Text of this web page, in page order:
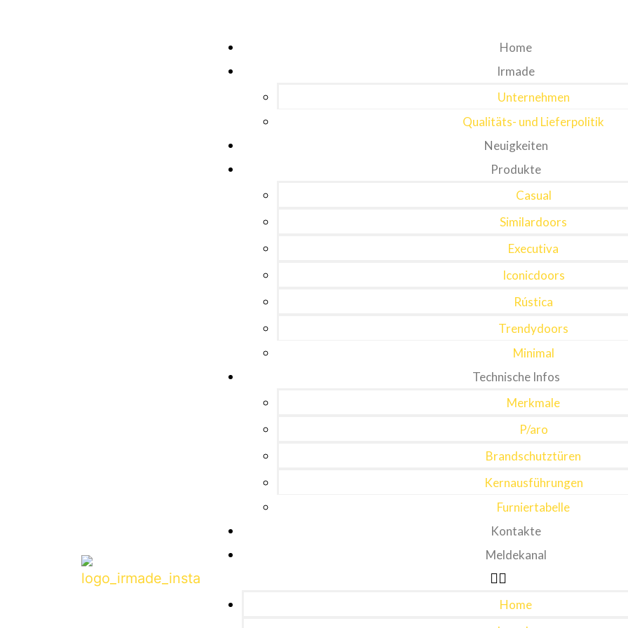
Home
Irmade
Unternehmen
Qualitäts- und Lieferpolitik
Neuigkeiten
Produkte
Casual
Similardoors
Executiva
Iconicdoors
Rústica
Trendydoors
Minimal
Technische Infos
Merkmale
P/aro
Brandschutztüren
Kernausführungen
Furniertabelle
Kontakte
Meldekanal
Home